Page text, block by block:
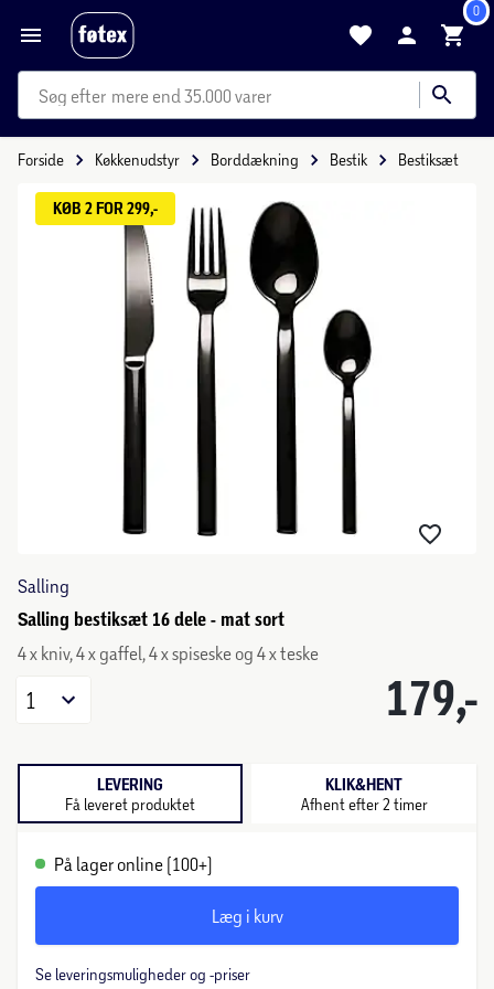
0
mere end 35.000 varer
Forside Køkkenudstyr Borddækning Bestik Bestiksæt
KØB 2 FOR 299,-
Salling
Salling bestiksæt 16 dele - mat sort
4 x kniv, 4 x gaffel, 4 x spiseske og 4 x teske
179,-
1
LEVERING
Få leveret produktet
KLIK&HENT
Afhent efter 2 timer
På lager online (100+)
Læg i kurv
Se leveringsmuligheder og -priser